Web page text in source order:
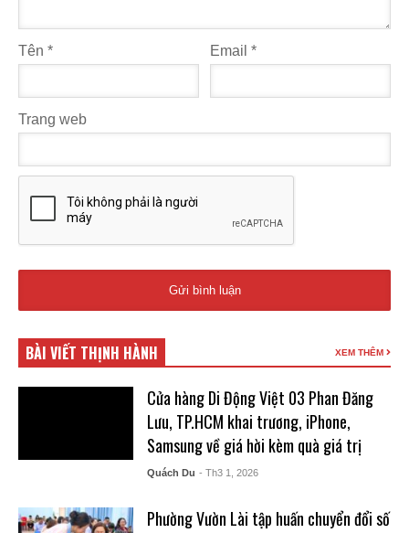
Tên * Email*
Trang web
BÀI VIẾT THỊNH HÀNH XEM THÊM
Cửa hàng Di Động Việt 03 Phan Đăng
Lưu, TP.HCM khai trương, iPhone,
Samsung về giá hời kèm quà giá trị
Quách Du - Th3 1, 2026
Phường Vườn Lài tập huấn chuyển đổi số